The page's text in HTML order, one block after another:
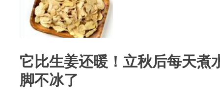
它比生姜还暖！立秋后每天煮
脚不冰了